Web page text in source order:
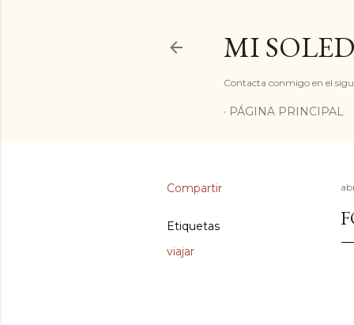
MI
Contacta conmigo en el
PÁGINA PRINCIPAL
Compartir
Etiquetas
viajar